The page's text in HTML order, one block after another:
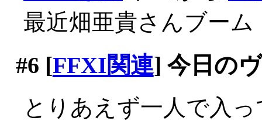
最近畑亜貴さんブーム
#6 [FFXI関連] 今日の
とりあえず一人で入